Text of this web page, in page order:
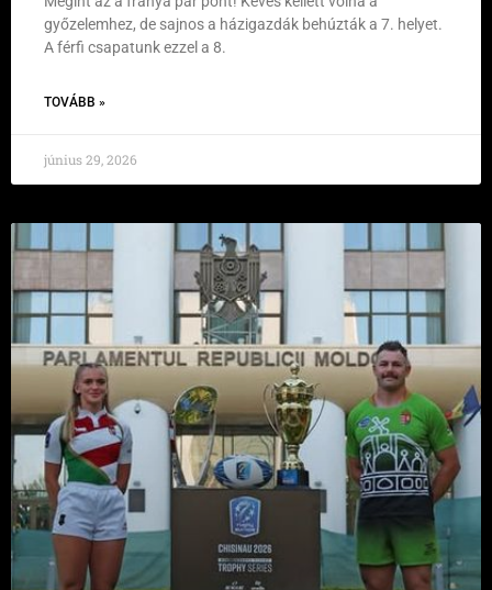
győzelemhez, de sajnos a házigazdák behúzták a 7. helyet.
A férfi csapatunk ezzel a 8.
TOVÁBB »
június 29, 2026